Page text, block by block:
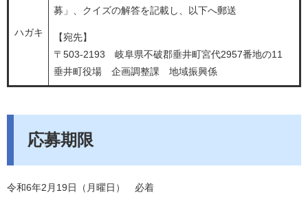
ハガキ
募」、クイズの解答を記載し、以下へ郵送
【宛先】
〒503-2193 岐阜県不破郡垂井町宮代2957番地の11
垂井町役場 企画調整課 地域振興係
応募期限
令和6年2月19日（月曜日） 必着